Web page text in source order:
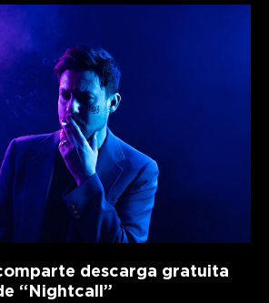
descarga gratuita
“Nightcall”